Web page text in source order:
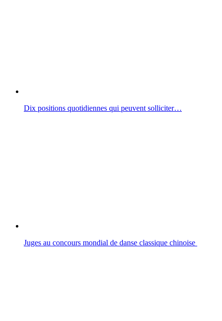
Dix positions quotidiennes qui peuvent solliciter…
Juges au concours mondial de danse classique chinoise